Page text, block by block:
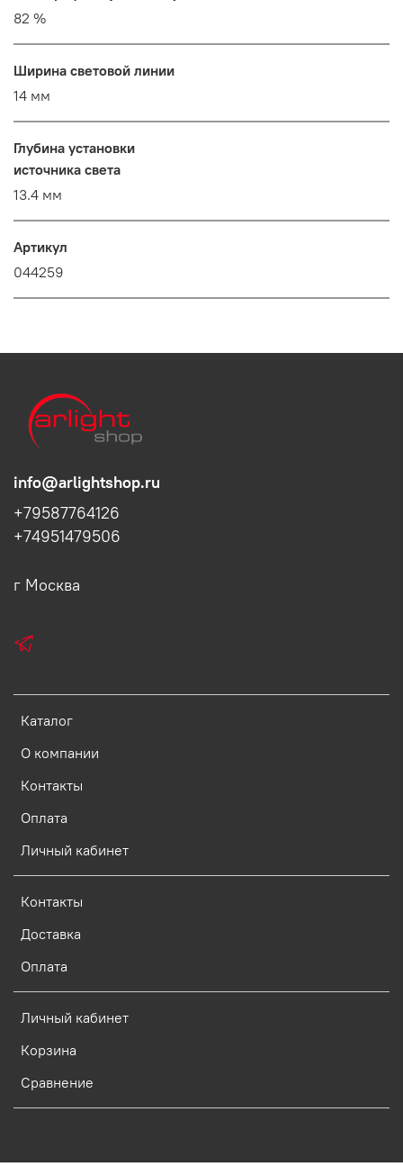
82 %
Ширина световой линии
14 мм
Глубина установки
источника света
13.4 мм
Артикул
044259
Каталог
О компании
Контакты
Оплата
Личный кабинет
Контакты
Доставка
Оплата
Личный кабинет
Корзина
Сравнение
info@arlightshop.ru
+79587764126
+74951479506
г Москва